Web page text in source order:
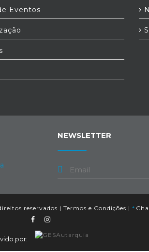
Eventos
NEWSLETTER
reservados | Termos e Condições | *
por: